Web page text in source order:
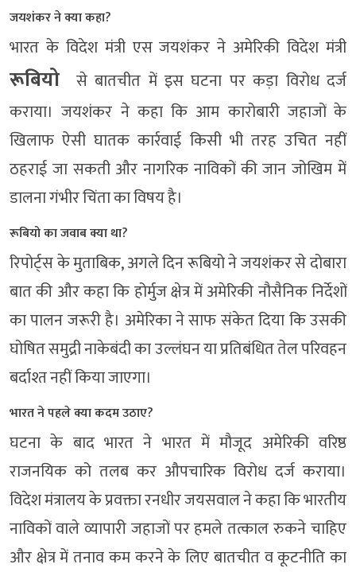
जयशंकर ने क्या कहा?
भारत के विदेश मंत्री एस जयशंकर ने अमेरिकी विदेश मंत्री
रूबियो
से बातचीत में इस घटना पर कड़ा विरोध दर्ज
कराया। जयशंकर ने कहा कि आम कारोबारी जहाजों के
खिलाफ ऐसी घातक कार्रवाई किसी भी तरह उचित नहीं
ठहराई जा सकती और नागरिक नाविकों की जान जोखिम में
डालना गंभीर चिंता का विषय है।
रूबियो का जवाब क्या था?
रिपोर्ट्स के मुताबिक, अगले दिन रूबियो ने जयशंकर से दोबारा
बात की और कहा कि होर्मुज क्षेत्र में अमेरिकी नौसैनिक निर्देशों
का पालन जरूरी है। अमेरिका ने साफ संकेत दिया कि उसकी
घोषित समुद्री नाकेबंदी का उल्लंघन या प्रतिबंधित तेल परिवहन
बर्दाश्त नहीं किया जाएगा।
भारत ने पहले क्या कदम उठाए?
घटना के बाद भारत ने भारत में मौजूद अमेरिकी वरिष्ठ
राजनयिक को तलब कर औपचारिक विरोध दर्ज कराया।
विदेश मंत्रालय के प्रवक्ता रनधीर जयसवाल ने कहा कि भारतीय
नाविकों वाले व्यापारी जहाजों पर हमले तत्काल रुकने चाहिए
और क्षेत्र में तनाव कम करने के लिए बातचीत व कूटनीति का